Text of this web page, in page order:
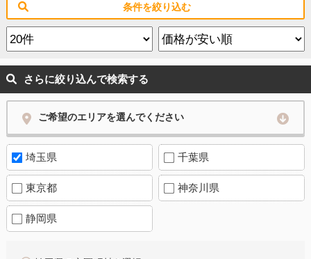
条件を絞り込む
さらに絞り込んで検索する
ご希望のエリアを選んでください
埼玉県 千葉県
東京都 神奈川県
静岡県